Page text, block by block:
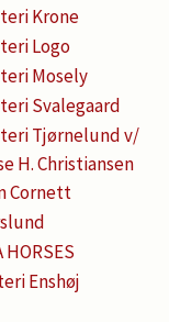
Krone
Logo
Mosely
Svalegaard
Tjørnelund v/
H. Christiansen
Cornett
HORSES
Enshøj